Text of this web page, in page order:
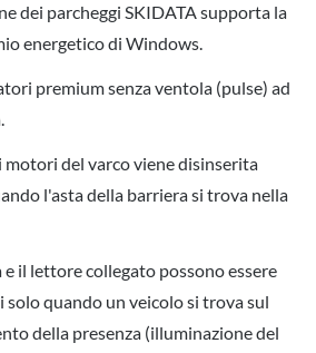
dei parcheggi SKIDATA supporta la
energetico di Windows.
premium senza ventola (pulse) ad
motori del varco viene disinserita
l'asta della barriera si trova nella
e il lettore collegato possono essere
quando un veicolo si trova sul
della presenza (illuminazione del